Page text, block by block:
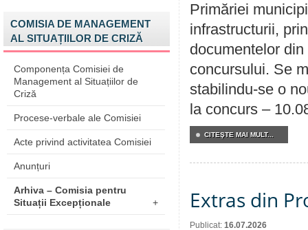
COMISIA DE MANAGEMENT
AL SITUAȚIILOR DE CRIZĂ
Componența Comisiei de
Management al Situațiilor de
Criză
Procese-verbale ale Comisiei
Acte privind activitatea Comisiei
Anunțuri
Arhiva – Comisia pentru
Situații Excepționale
+
Primăriei
infrastructurii,
documentelor
concursului. Se
stabilindu-se o
la concurs –
CITEŞTE MAI MULT...
Extras din
Publicat: 16.07.2026